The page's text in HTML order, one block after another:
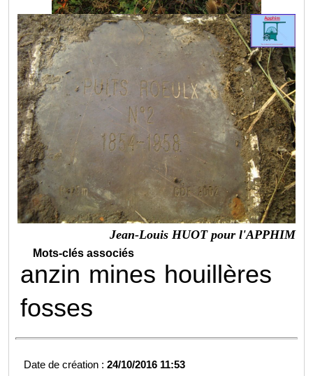
Jean-Louis HUOT pour l'APPHIM
Mots-clés associés
anzin mines houillères
fosses
Date de création :24/10/2016 11:53